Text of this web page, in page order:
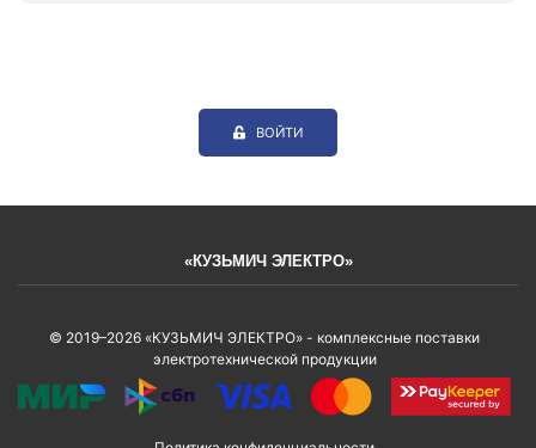
ВОЙТИ
«КУЗЬМИЧ ЭЛЕКТРО»
© 2019–2026 «КУЗЬМИЧ ЭЛЕКТРО» - комплексные поставки
электротехнической продукции